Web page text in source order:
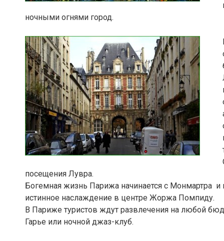
ночными огнями город.
посещения Лувра.
Богемная жизнь Парижа начинается с Монмартра и
истинное наслаждение в центре Жоржа Помпиду.
В Париже туристов ждут развлечения на любой
Гарье или ночной джаз-клуб.